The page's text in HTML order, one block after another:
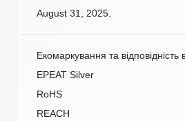
August 31, 2025.
Екомаркування та відповідність
EPEAT Silver
RoHS
REACH